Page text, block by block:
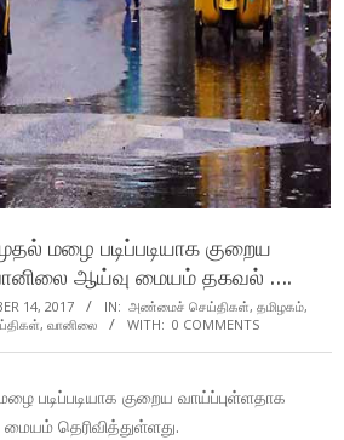
மழை படிப்படியாக குறைய
ஆய்வு மையம் தகவல் ….
14, 2017 IN: அண்மைச் செய்திகள், தமிழகம்,
, வானிலை WITH: 0 COMMENTS
படிப்படியாக குறைய வாய்ப்புள்ளதாக
தெரிவித்துள்ளது.